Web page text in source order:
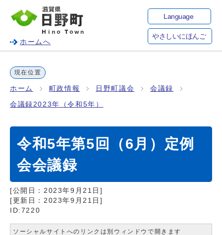
ホームへ
Language
やさしいにほんご
現在位置
ホーム 町政情報 日野町議会 会議録
会議録2023年（令和5年）
令和5年第5回（6月）定例
会会議録
[公開日： 2023年9月21日 ]
[更新日： 2023年9月21日 ]
ID:7220
ソーシャルサイトへのリンクは別ウィンドウで開きます